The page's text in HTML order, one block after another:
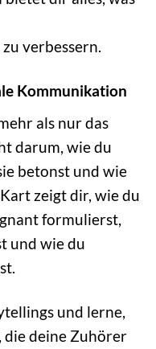
verbessern.
Kommunikation
als nur das
darum, wie du
betonst und wie
zeigt dir, wie du
formulierst,
und wie du
und lerne,
die deine Zuhörer